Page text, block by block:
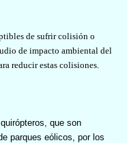
de sufrir colisión o
de impacto ambiental del
reducir estas colisiones.
que son
parques eólicos, por los